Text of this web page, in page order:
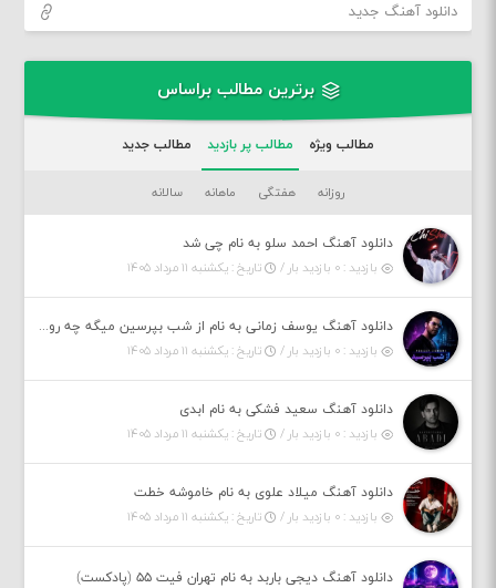
دانلود آهنگ جدید
برترین مطالب براساس
مطالب ویژه مطالب پر بازدید مطالب جدید
روزانه هفتگی ماهانه سالانه
دانلود آهنگ احمد سلو به نام چی شد
بازدید : ۰ بازدید بار /
تاریخ : یکشنبه ۱۱ مرداد ۱۴۰۵
دانلود آهنگ یوسف زمانی به نام از شب بپرسین میگه چه روزگاری دارم
بازدید : ۰ بازدید بار /
تاریخ : یکشنبه ۱۱ مرداد ۱۴۰۵
دانلود آهنگ سعید فشکی به نام ابدی
بازدید : ۰ بازدید بار /
تاریخ : یکشنبه ۱۱ مرداد ۱۴۰۵
دانلود آهنگ میلاد علوی به نام خاموشه خطت
بازدید : ۰ بازدید بار /
تاریخ : یکشنبه ۱۱ مرداد ۱۴۰۵
دانلود آهنگ دیجی باربد به نام تهران فیت ۵۵ (پادکست)